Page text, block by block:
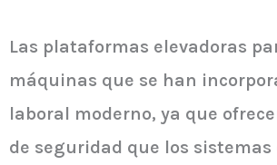
Las plataformas elevadoras
máquinas que se han
laboral moderno, ya que
de seguridad que los